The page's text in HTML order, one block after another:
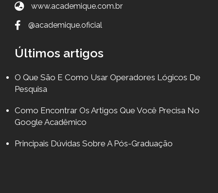
www.academique.com.br
@academique.oficial
Últimos artigos
O Que São E Como Usar Operadores Lógicos De
Pesquisa
Como Encontrar Os Artigos Que Você Precisa No
Google Acadêmico
Principais Dúvidas Sobre A Pós-Graduação